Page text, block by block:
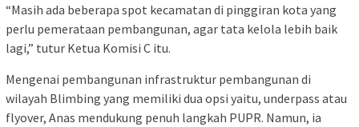
“Masih ada beberapa spot kecamatan di pinggiran kota yang
perlu pemerataan pembangunan, agar tata kelola lebih baik
lagi,” tutur Ketua Komisi C itu.
Mengenai pembangunan infrastruktur pembangunan di
wilayah Blimbing yang memiliki dua opsi yaitu, underpass atau
flyover, Anas mendukung penuh langkah PUPR. Namun, ia